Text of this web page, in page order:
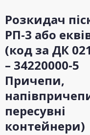
Розкидач
РП-3 або
(код за ДК
– 34220000-5
Причепи,
пересувні
контейнери)